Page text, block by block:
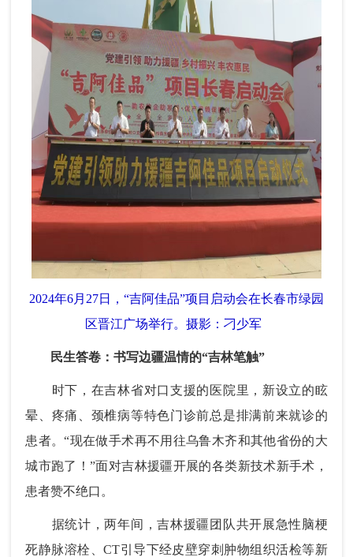
2024年6月27日，“吉阿佳品”项目启动会在长春市绿园
区晋江广场举行。摄影：刁少军
民生答卷：书写边疆温情的“吉林笔触”
时下，在吉林省对口支援的医院里，新设立的眩
晕、疼痛、颈椎病等特色门诊前总是排满前来就诊的
患者。“现在做手术再不用往乌鲁木齐和其他省份的大
城市跑了！”面对吉林援疆开展的各类新技术新手术，
患者赞不绝口。
据统计，两年间，吉林援疆团队共开展急性脑梗
死静脉溶栓、CT引导下经皮壁穿刺肿物组织活检等新